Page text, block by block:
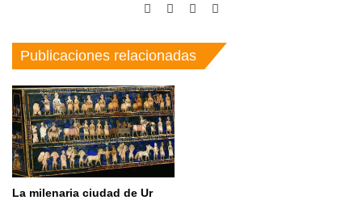
Facebook
X Pinterest
Publicaciones relacionadas
La milenaria ciudad de Ur